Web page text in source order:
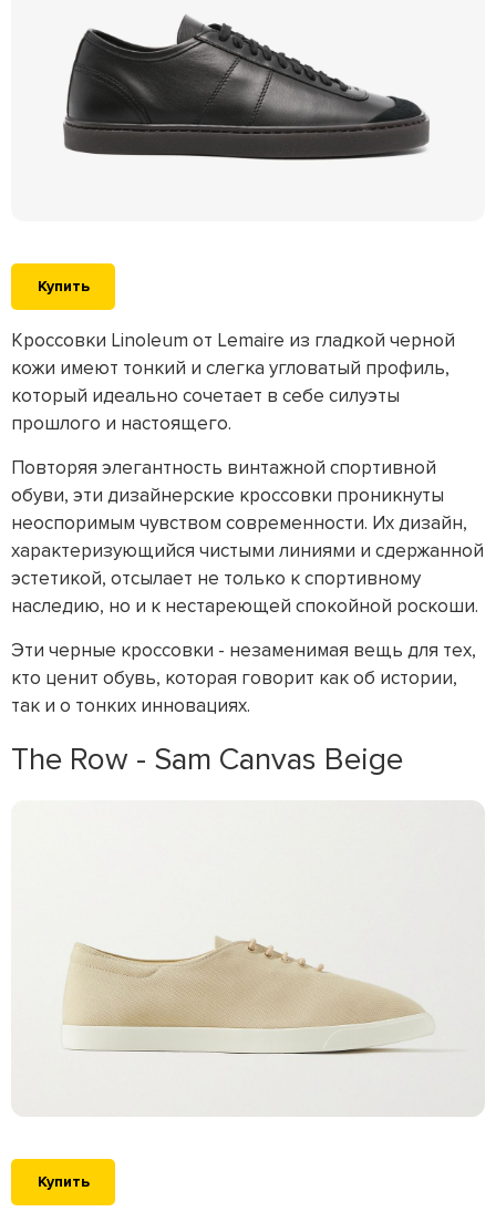
Купить
Кроссовки Linoleum от Lemaire из гладкой черной
кожи имеют тонкий и слегка угловатый профиль,
который идеально сочетает в себе силуэты
прошлого и настоящего.
Повторяя элегантность винтажной спортивной
обуви, эти дизайнерские кроссовки проникнуты
неоспоримым чувством современности. Их дизайн,
характеризующийся чистыми линиями и сдержанной
эстетикой, отсылает не только к спортивному
наследию, но и к нестареющей спокойной роскоши.
Эти черные кроссовки - незаменимая вещь для тех,
кто ценит обувь, которая говорит как об истории,
так и о тонких инновациях.
The Row - Sam Canvas Beige
Купить